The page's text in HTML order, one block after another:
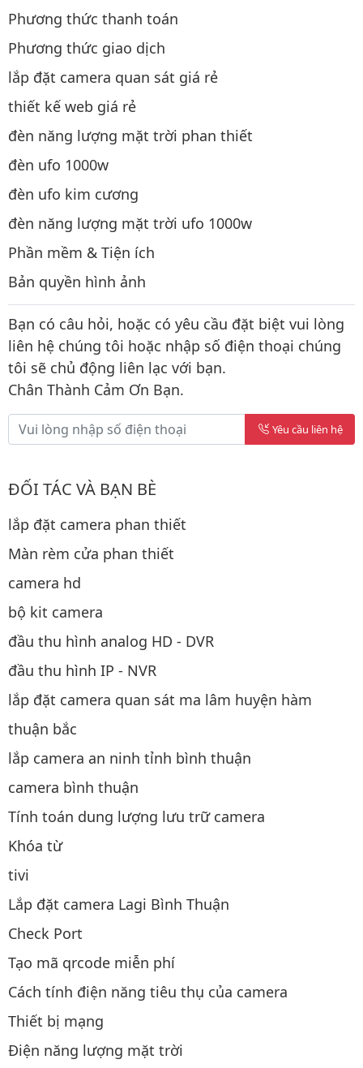
Phương thức thanh toán
Phương thức giao dịch
lắp đặt camera quan sát giá rẻ
thiết kế web giá rẻ
đèn năng lượng mặt trời phan thiết
đèn ufo 1000w
đèn ufo kim cương
đèn năng lượng mặt trời ufo 1000w
Phần mềm & Tiện ích
Bản quyền hình ảnh
Bạn có câu hỏi, hoặc có yêu cầu đặt biệt vui lòng
liên hệ chúng tôi hoặc nhập số điện thoại chúng
tôi sẽ chủ động liên lạc với bạn.
Chân Thành Cảm Ơn Bạn.
Yêu cầu liên hệ
ĐỐI TÁC VÀ BẠN BÈ
lắp đặt camera phan thiết
Màn rèm cửa phan thiết
camera hd
bộ kit camera
đầu thu hình analog HD - DVR
đầu thu hình IP - NVR
lắp đặt camera quan sát ma lâm huyện hàm
thuận bắc
lắp camera an ninh tỉnh bình thuận
camera bình thuận
Tính toán dung lượng lưu trữ camera
Khóa từ
tivi
Lắp đặt camera Lagi Bình Thuận
Check Port
Tạo mã qrcode miễn phí
Cách tính điện năng tiêu thụ của camera
Thiết bị mạng
Điện năng lượng mặt trời